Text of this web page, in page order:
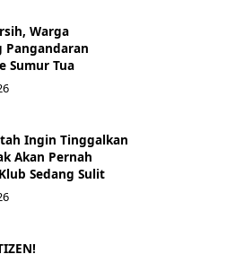
Warga
Pangandaran
Sumur Tua
Ingin Tinggalkan
Akan Pernah
Sedang Sulit